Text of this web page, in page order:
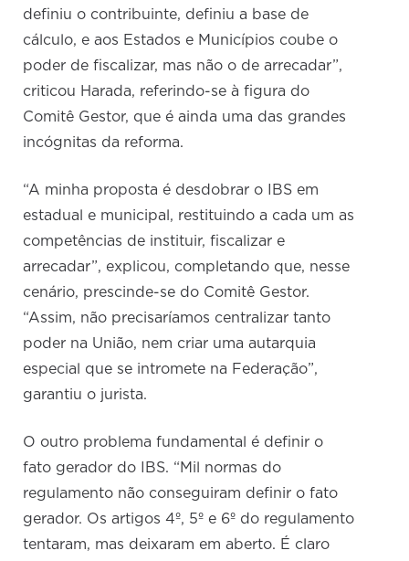
definiu o contribuinte, definiu a base de
cálculo, e aos Estados e Municípios coube o
poder de fiscalizar, mas não o de arrecadar”,
criticou Harada, referindo-se à figura do
Comitê Gestor, que é ainda uma das grandes
incógnitas da reforma.
“A minha proposta é desdobrar o IBS em
estadual e municipal, restituindo a cada um as
competências de instituir, fiscalizar e
arrecadar”, explicou, completando que, nesse
cenário, prescinde-se do Comitê Gestor.
“Assim, não precisaríamos centralizar tanto
poder na União, nem criar uma autarquia
especial que se intromete na Federação”,
garantiu o jurista.
O outro problema fundamental é definir o
fato gerador do IBS. “Mil normas do
regulamento não conseguiram definir o fato
gerador. Os artigos 4º, 5º e 6º do regulamento
tentaram, mas deixaram em aberto. É claro